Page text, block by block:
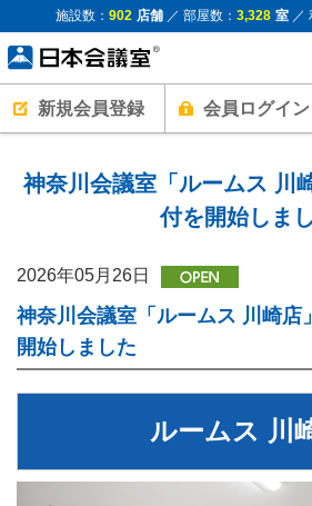
施設数： 902 店舗／ 部屋数： 3,328 室／
新規会員登録 会員ログイン
神奈川会議室「ルームス 川
付を開始しま
2026年05月26日
神奈川会議室「ルームス 川崎店
開始しました
ルームス 川